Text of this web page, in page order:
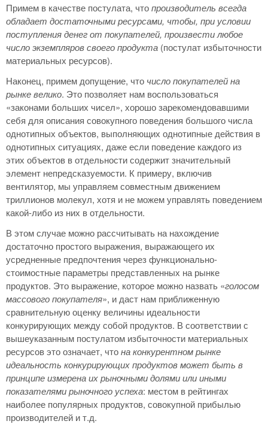
Примем в качестве постулата, чтопроизводитель всегда
обладает достаточными ресурсами, чтобы, при условии
поступления денег от покупателей, произвести любое
число экземпляров своего продукта (постулат избыточности
материальных ресурсов).
Наконец, примем допущение, что число покупателей на
рынке велико. Это позволяет нам воспользоваться
«законами больших чисел», хорошо зарекомендовавшими
себя для описания совокупного поведения большого числа
однотипных объектов, выполняющих однотипные действия в
однотипных ситуациях, даже если поведение каждого из
этих объектов в отдельности содержит значительный
элемент непредсказуемости. К примеру, включив
вентилятор, мы управляем совместным движением
триллионов молекул, хотя и не можем управлять поведением
какой-либо из них в отдельности.
В этом случае можно рассчитывать на нахождение
достаточно простого выражения, выражающего их
усредненные предпочтения через функционально-
стоимостные параметры представленных на рынке
продуктов. Это выражение, которое можно назвать «голосом
массового покупателя», и даст нам приближенную
сравнительную оценку величины идеальности
конкурирующих между собой продуктов. В соответствии с
вышеуказанным постулатом избыточности материальных
ресурсов это означает, чтона конкурентном рынке
идеальность конкурирующих продуктов может быть в
принципе измерена их рыночными долями или иными
показателями рыночного успеха: местом в рейтингах
наиболее популярных продуктов, совокупной прибылью
производителей и т.д.